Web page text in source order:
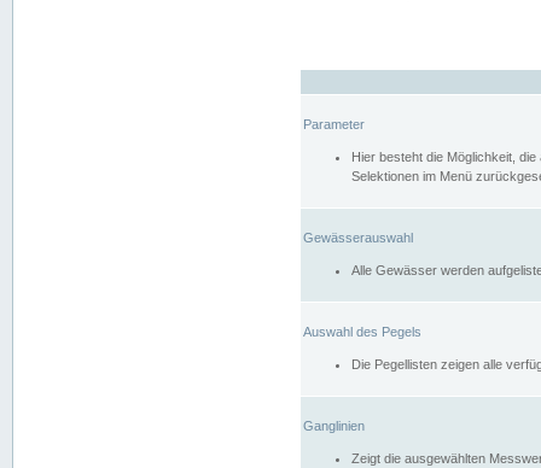
Parameter
Hier besteht die Möglichkeit,
Selektionen im Menü
Gewässerauswahl
Alle Gewässer werden
Auswahl des Pegels
Die Pegellisten zeigen alle
Ganglinien
Zeigt die ausgewählten